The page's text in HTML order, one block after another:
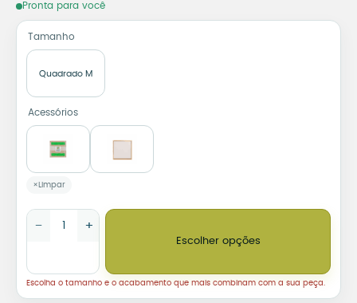
Pronta para você
Tamanho
Quadrado M
Acessórios
Limpar
Azulejo Decorativo Olho Grego – Proteção e Estilo quantidade
− +
Escolher opções
Escolha o tamanho e o acabamento que mais combinam com a sua peça.